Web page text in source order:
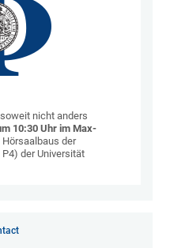
nicht anders
10:30 Uhr im Max-
der
der Universität